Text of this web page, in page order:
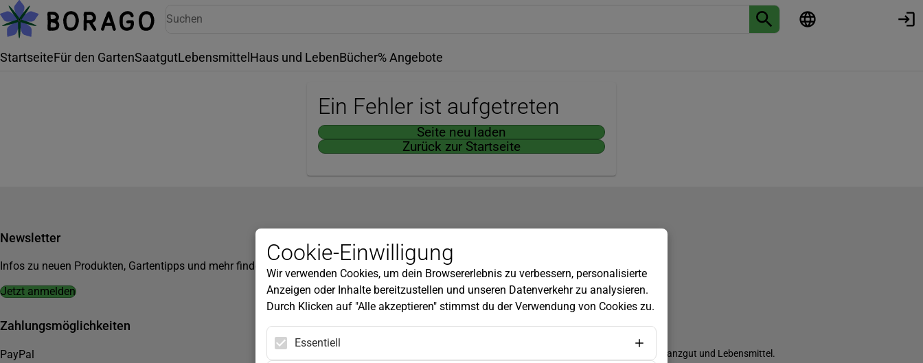
StartseiteFür den GartenSaatgutLebensmittel Haus und LebenBücher% Angebote
Ein Fehler ist aufgetreten
Seite neu laden
Zurück zur Startseite
Newsletter
Infos zu neuen Produkten, Gartentipps und mehr findest du in unserem Newsletter!
Jetzt anmelden
Kundenservice
Widerrufsbelehrung
Versandkosten
Zahlungsmöglichkeiten
PayPal
Biozertifizierung
Borago ist biozertifiziert im Bereich Saatgut, Pflanzgut und Lebensmittel.
Cookie-Einwilligung
Wir verwenden Cookies, um dein Browsererlebnis zu verbessern, personalisierte
Anzeigen oder Inhalte bereitzustellen und unseren Datenverkehr zu analysieren.
Durch Klicken auf "Alle akzeptieren" stimmst du der Verwendung von Cookies zu.
Essentiell